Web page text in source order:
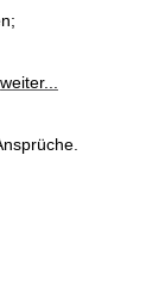
weiter...